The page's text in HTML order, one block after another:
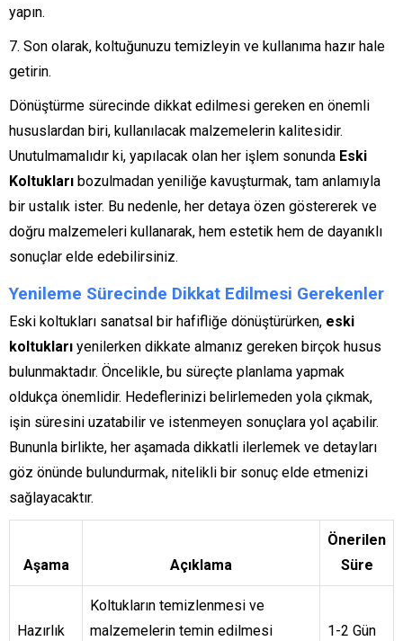
yapın.
Son olarak, koltuğunuzu temizleyin ve kullanıma hazır hale
getirin.
Dönüştürme sürecinde dikkat edilmesi gereken en önemli
hususlardan biri, kullanılacak malzemelerin kalitesidir.
Unutulmamalıdır ki, yapılacak olan her işlem sonunda Eski
Koltukları bozulmadan yeniliğe kavuşturmak, tam anlamıyla
bir ustalık ister. Bu nedenle, her detaya özen göstererek ve
doğru malzemeleri kullanarak, hem estetik hem de dayanıklı
sonuçlar elde edebilirsiniz.
Yenileme Sürecinde Dikkat Edilmesi Gerekenler
Eski koltukları sanatsal bir hafifliğe dönüştürürken, eski
koltukları yenilerken dikkate almanız gereken birçok husus
bulunmaktadır. Öncelikle, bu süreçte planlama yapmak
oldukça önemlidir. Hedeflerinizi belirlemeden yola çıkmak,
işin süresini uzatabilir ve istenmeyen sonuçlara yol açabilir.
Bununla birlikte, her aşamada dikkatli ilerlemek ve detayları
göz önünde bulundurmak, nitelikli bir sonuç elde etmenizi
sağlayacaktır.
Aşama Açıklama
Önerilen
Süre
Hazırlık
Koltukların temizlenmesi ve
malzemelerin temin edilmesi
1-2 Gün